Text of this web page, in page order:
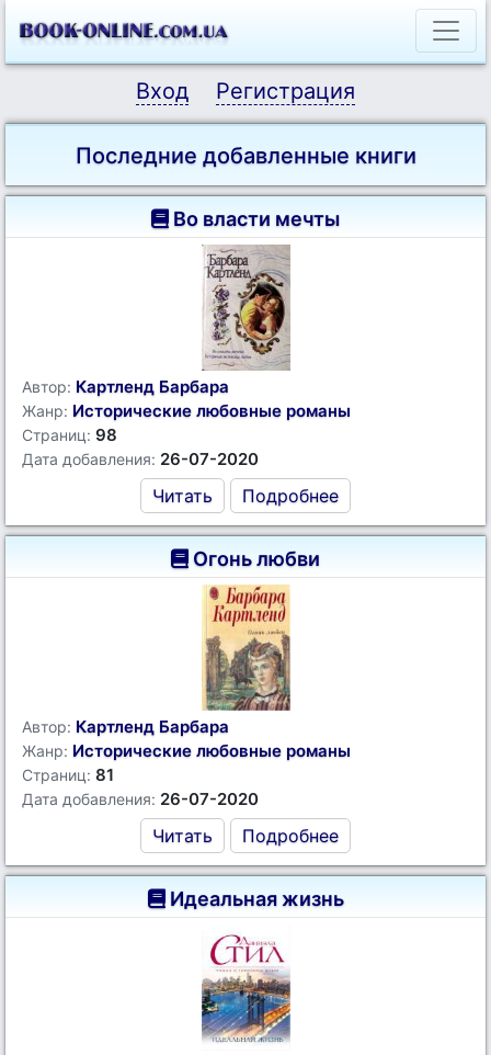
Вход Регистрация
Последние добавленные книги
Во власти мечты
Автор: Картленд Барбара
Жанр: Исторические любовные романы
Страниц: 98
Дата добавления: 26-07-2020
Читать Подробнее
Огонь любви
Автор: Картленд Барбара
Жанр: Исторические любовные романы
Страниц: 81
Дата добавления: 26-07-2020
Читать Подробнее
Идеальная жизнь